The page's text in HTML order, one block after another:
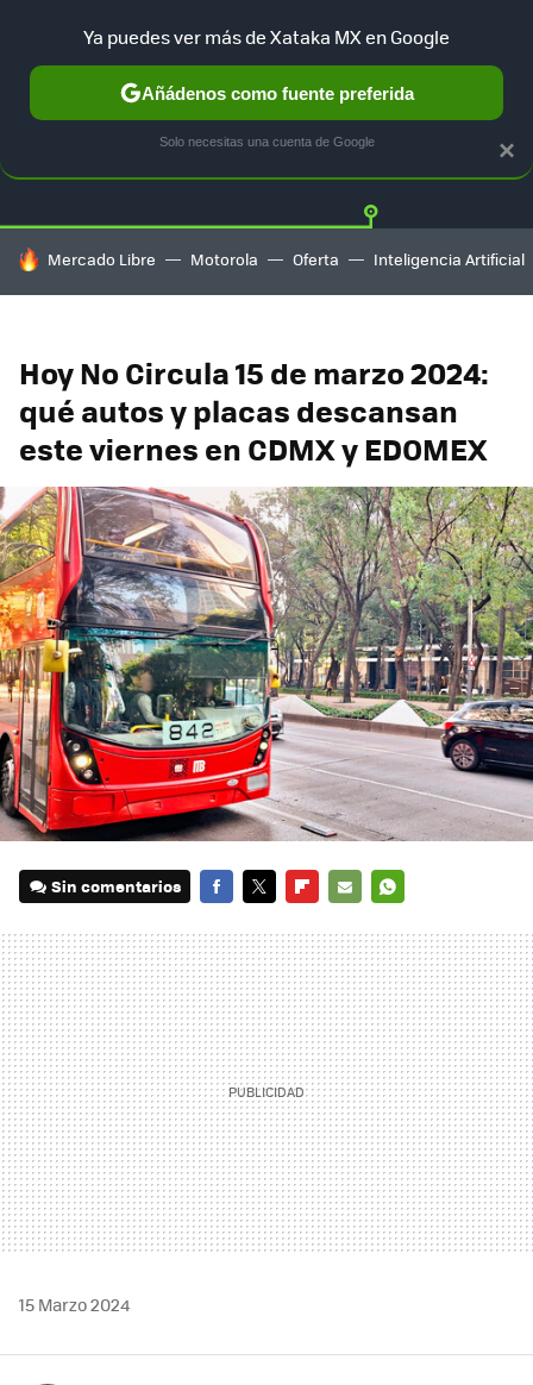
TESLA UBER AUTO ELECTRICO Twitter
HOY SE HABLA DE
Mercado Libre Motorola Oferta Inteligencia Artificial
Hoy No Circula 15 de marzo 2024:
qué autos y placas descansan
este viernes en CDMX y EDOMEX
Sin comentarios
MAIL
15 Marzo 2024
×
Ya puedes ver más de Xataka MX en Google
Añádenos como fuente preferida
Solo necesitas una cuenta de Google